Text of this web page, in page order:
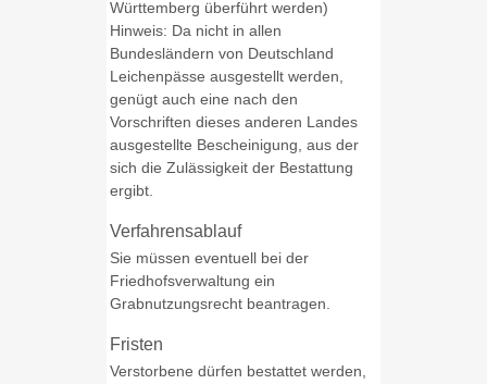
Württemberg überführt werden)
Hinweis: Da nicht in allen
Bundesländern von Deutschland
Leichenpässe ausgestellt werden,
genügt auch eine nach den
Vorschriften dieses anderen Landes
ausgestellte Bescheinigung, aus der
sich die Zulässigkeit der Bestattung
ergibt.
Verfahrensablauf
Sie müssen eventuell bei der
Friedhofsverwaltung ein
Grabnutzungsrecht beantragen.
Fristen
Verstorbene dürfen bestattet werden,